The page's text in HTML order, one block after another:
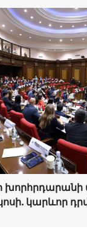
խորհրդարանի
կարևոր